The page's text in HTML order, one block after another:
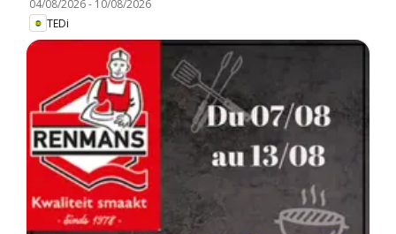
04/08/2026- 10/08/2026
TEDi